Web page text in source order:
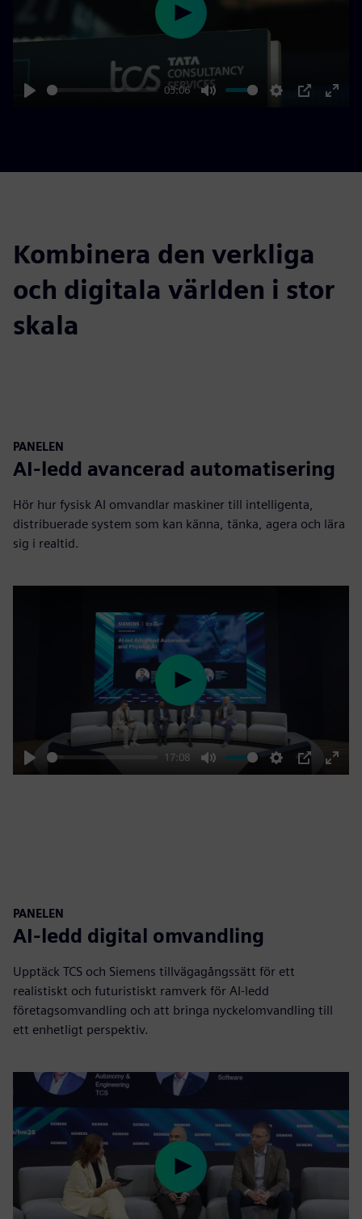
03:06
Play
Kombinera den verkliga
och digitala världen i stor
skala
PANELEN
AI-ledd avancerad automatisering
Hör hur fysisk AI omvandlar maskiner till intelligenta,
distribuerade system som kan känna, tänka, agera och lära
sig i realtid.
Play
17:08
Mute Settings
PIP
Enter
Play
PANELEN
AI-ledd digital omvandling
Upptäck TCS och Siemens tillvägagångssätt för ett
realistiskt och futuristiskt ramverk för AI-ledd
företagsomvandling och att bringa nyckelomvandling till
ett enhetligt perspektiv.
Play